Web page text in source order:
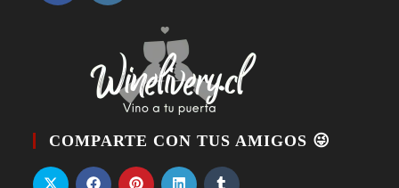
COMPARTE CON TUS AMIGOS 😜